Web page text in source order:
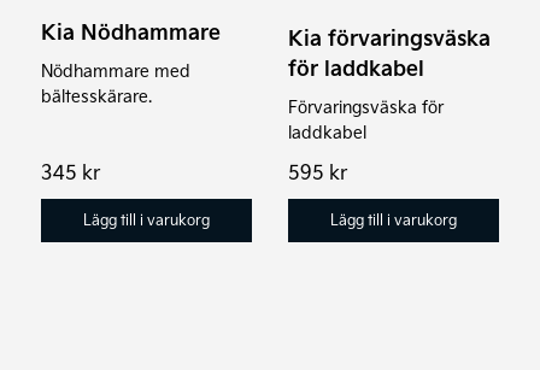
Kia Nödhammare
Nödhammare med
bältesskärare.
345 kr
Lägg till i varukorg
Kia förvaringsväska
för laddkabel
Förvaringsväska för
laddkabel
595 kr
Lägg till i varukorg